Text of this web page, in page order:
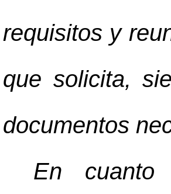
requisitos y
que solicita,
documentos
En cuanto